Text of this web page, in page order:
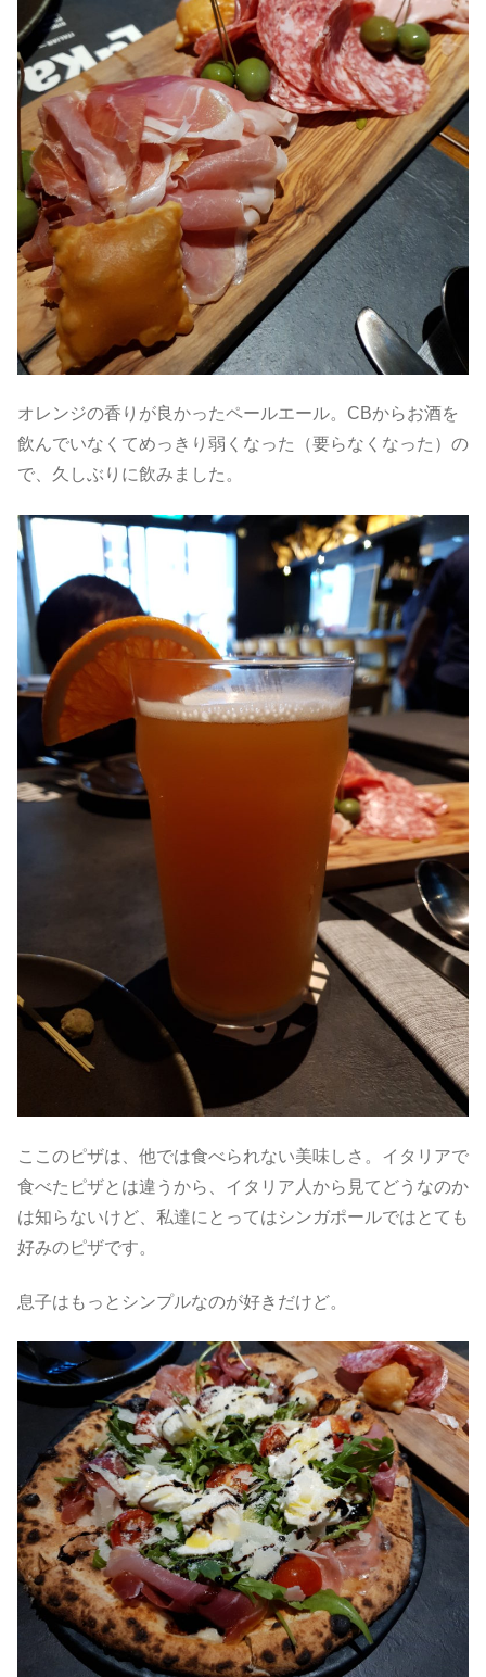
オレンジの香りが良かったペールエール。CBからお酒を
飲んでいなくてめっきり弱くなった（要らなくなった）の
で、久しぶりに飲みました。
ここのピザは、他では食べられない美味しさ。イタリアで
食べたピザとは違うから、イタリア人から見てどうなのか
は知らないけど、私達にとってはシンガポールではとても
好みのピザです。
息子はもっとシンプルなのが好きだけど。